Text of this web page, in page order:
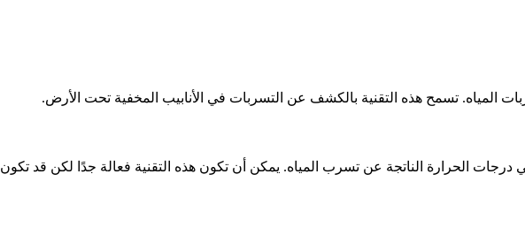
المياه. تسمح هذه التقنية بالكشف عن التسربات في الأنابيب المخفية تحت الأرض.
الحرارة الناتجة عن تسرب المياه. يمكن أن تكون هذه التقنية فعالة جدًا لكن قد تكون